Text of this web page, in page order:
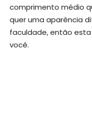
comprimento médio
quer uma aparência
faculdade, então
você.